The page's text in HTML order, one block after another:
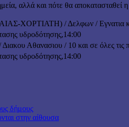
αλλά και πότε θα αποκατασταθεί
/ Δελφων / Εγνατια και
υδροδότησης,14:00
Αθανασιου / 10 και σε όλες τις
υδροδότησης,14:00
δήμους
στην αίθουσα